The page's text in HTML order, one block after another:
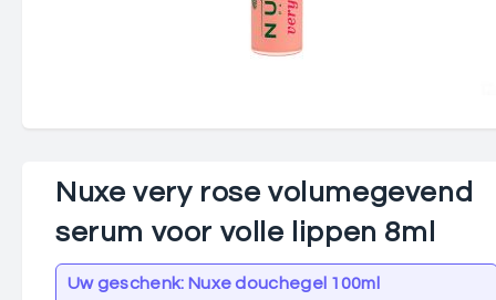
Nuxe very rose volumegevend
serum voor volle lippen 8ml
Uw geschenk: Nuxe douchegel 100ml